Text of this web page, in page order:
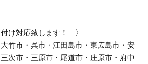
け対応致します！ 〉
竹市・呉市・江田島市・東広島市・安
次市・三原市・尾道市・庄原市・府中